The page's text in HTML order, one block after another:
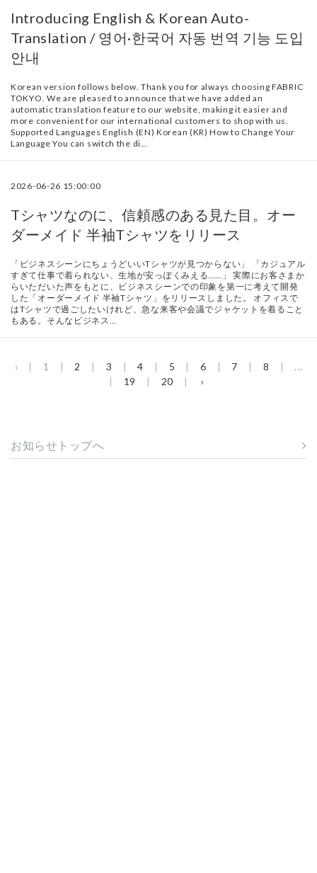
Introducing English & Korean Auto-
Translation / 영어·한국어 자동 번역 기능 도입
안내
Korean version follows below. Thank you for always choosing FABRIC
TOKYO. We are pleased to announce that we have added an
automatic translation feature to our website, making it easier and
more convenient for our international customers to shop with us.
Supported Languages English (EN) Korean (KR) How to Change Your
Language You can switch the di…
2026-06-26 15:00:00
Tシャツなのに、信頼感のある見た目。オー
ダーメイド 半袖Tシャツをリリース
「ビジネスシーンにちょうどいいTシャツが見つからない」 「カジュアル
すぎて仕事で着られない、生地が安っぽくみえる……」 実際にお客さまか
らいただいた声をもとに、ビジネスシーンでの印象を第一に考えて開発
した「オーダーメイド 半袖Tシャツ」をリリースしました。 オフィスで
はTシャツで過ごしたいけれど、急な来客や会議でジャケットを着ること
もある。そんなビジネス…
‹ 1 2 3 4 5 6 7 8
...
19
20 ›
お知らせトップへ